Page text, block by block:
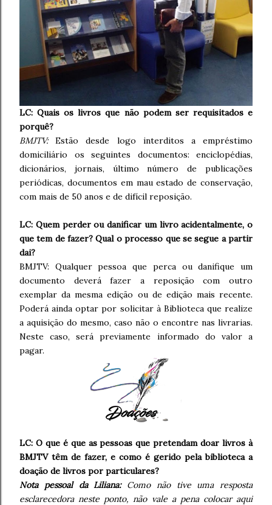
LC: Quais os livros que não podem ser requisitados e
porquê?
BMJTV:Estão desde logo interditos a empréstimo
domiciliário os seguintes documentos: enciclopédias,
dicionários, jornais, último número de publicações
periódicas, documentos em mau estado de conservação,
com mais de 50 anos e de difícil reposição.
LC: Quem perder ou danificar um livro acidentalmente, o
que tem de fazer? Qual o processo que se segue a partir
dai?
BMJTV: Qualquer pessoa que perca ou danifique um
documento deverá fazer a reposição com outro
exemplar da mesma edição ou de edição mais recente.
Poderá ainda optar por solicitar à Biblioteca que realize
a aquisição do mesmo, caso não o encontre nas livrarias.
Neste caso, será previamente informado do valor a
pagar.
LC: O que é que as pessoas que pretendam doar livros à
BMJTV têm de fazer, e como é gerido pela biblioteca a
doação de livros por particulares?
Nota pessoal da Liliana:Como não tive uma resposta
esclarecedora neste ponto, não vale a pena colocar aqui